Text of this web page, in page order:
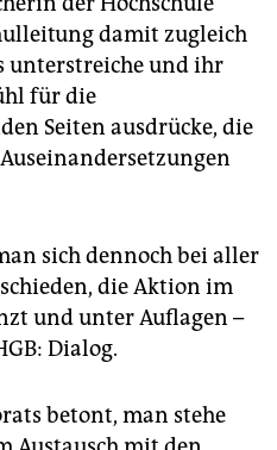
damit zugleich
unterstreiche und ihr
für die
Seiten ausdrücke, die
sich dennoch bei aller
die Aktion im
und unter Auflagen –
Dialog.
betont, man stehe